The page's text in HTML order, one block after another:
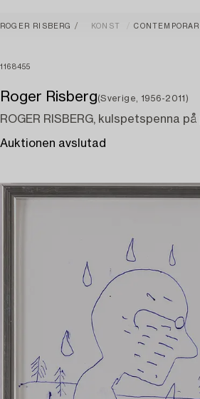
ROGER RISBERG KONST
1168455
Roger Risberg(Sverige, 1956-2011)
ROGER RISBERG, kulspetspenna
Auktionen avslutad